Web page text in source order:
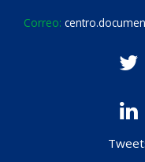
Correo: